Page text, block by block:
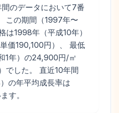
のデータにおいて7番
この期間（1997年〜
は1998年（平成10年）
価190,100円）、 最低
1年）の24,900円/㎡
でした。 直近10年間
の年平均成長率は
す。